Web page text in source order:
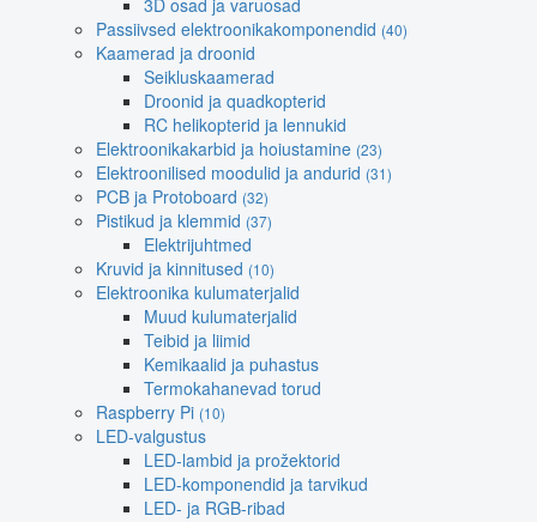
3D osad ja varuosad
Passiivsed elektroonikakomponendid (40)
Kaamerad ja droonid
Seikluskaamerad
Droonid ja quadkopterid
RC helikopterid ja lennukid
Elektroonikakarbid ja hoiustamine (23)
Elektroonilised moodulid ja andurid (31)
PCB ja Protoboard (32)
Pistikud ja klemmid (37)
Elektrijuhtmed
Kruvid ja kinnitused (10)
Elektroonika kulumaterjalid
Muud kulumaterjalid
Teibid ja liimid
Kemikaalid ja puhastus
Termokahanevad torud
Raspberry Pi (10)
LED-valgustus
LED-lambid ja prožektorid
LED-komponendid ja tarvikud
LED- ja RGB-ribad